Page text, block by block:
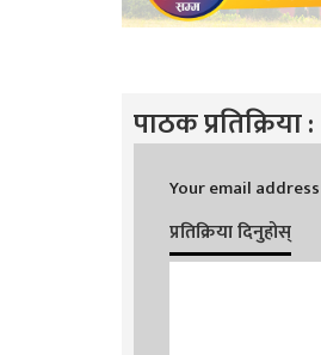
पाठक प्रतिक्रिया :
Your email
प्रतिक्रिया दिनुहोस्